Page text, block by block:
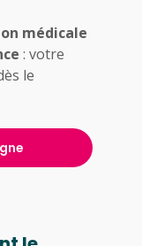
médicale
: votre
le